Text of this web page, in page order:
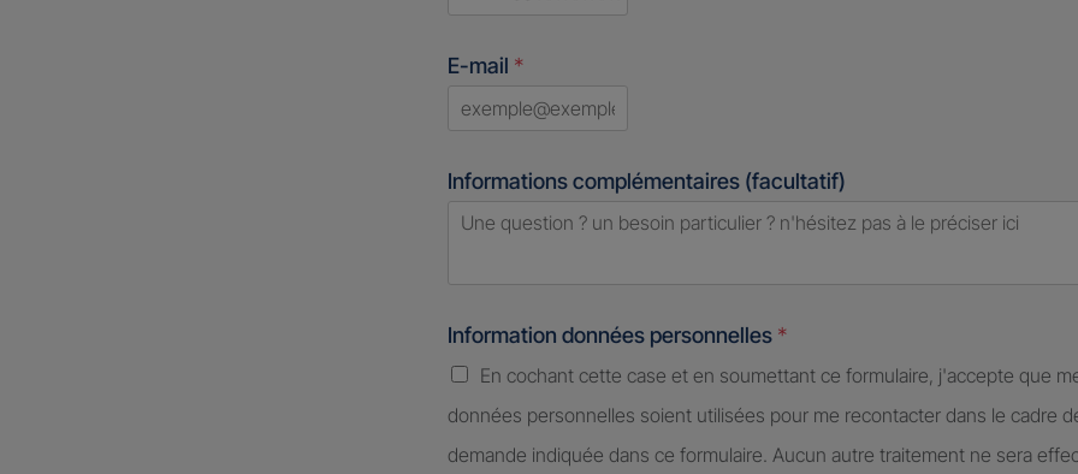
E-mail *
Informations complémentaires (facultatif)
Information données personnelles *
En cochant cette case et en soumettant ce formulaire, j'accepte que
données personnelles soient utilisées pour me recontacter dans le cadre
demande indiquée dans ce formulaire. Aucun autre traitement ne sera